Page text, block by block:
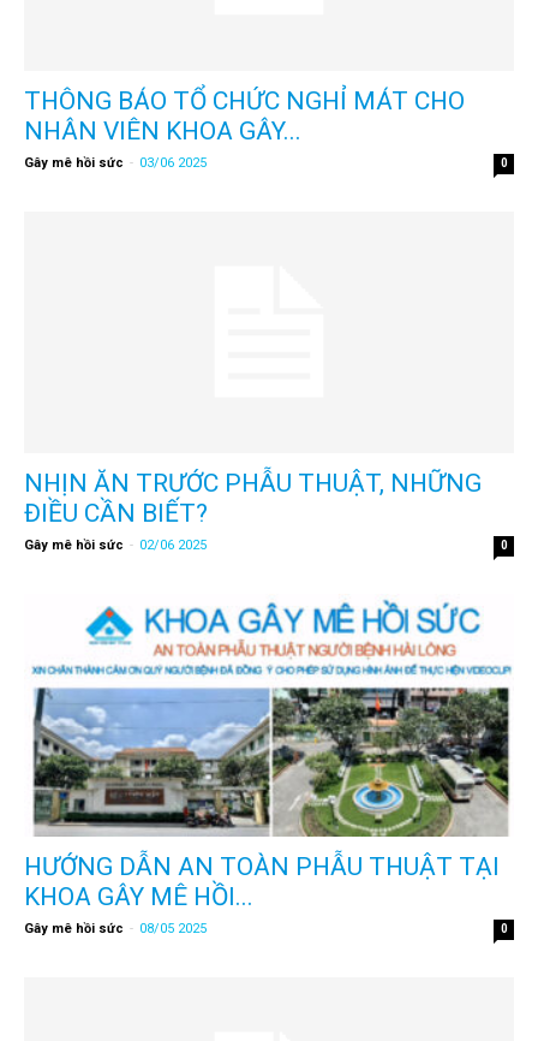
THÔNG BÁO TỔ CHỨC NGHỈ MÁT CHO
NHÂN VIÊN KHOA GÂY...
Gây mê hồi sức - 03/06 2025 0
NHỊN ĂN TRƯỚC PHẪU THUẬT, NHỮNG
ĐIỀU CẦN BIẾT?
Gây mê hồi sức - 02/06 2025 0
HƯỚNG DẪN AN TOÀN PHẪU THUẬT TẠI
KHOA GÂY MÊ HỒI...
Gây mê hồi sức - 08/05 2025 0